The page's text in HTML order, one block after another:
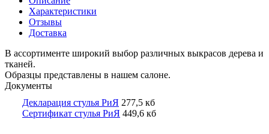
Характеристики
Отзывы
Доставка
В ассортименте широкий выбор различных выкрасов дерева и
тканей.
Образцы представлены в нашем салоне.
Документы
Декларация стулья РиЯ 277,5 кб
Сертификат стулья РиЯ 449,6 кб